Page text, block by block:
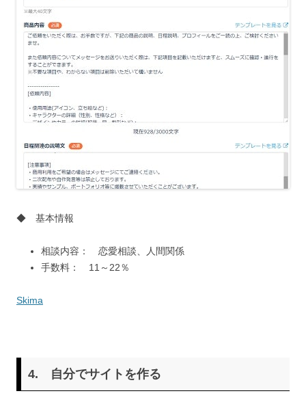
◆ 基本情報
相談内容： 恋愛相談、人間関係
手数料： 11～22％
Skima
4. 自分でサイトを作る